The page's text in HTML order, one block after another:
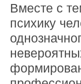
Вместе с
психику